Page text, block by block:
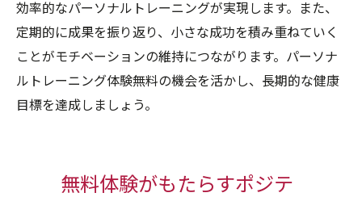
効率的なパーソナルトレーニングが実現します。また、
定期的に成果を振り返り、小さな成功を積み重ねていく
ことがモチベーションの維持につながります。パーソナ
ルトレーニング体験無料の機会を活かし、長期的な健康
目標を達成しましょう。
無料体験がもたらすポジテ